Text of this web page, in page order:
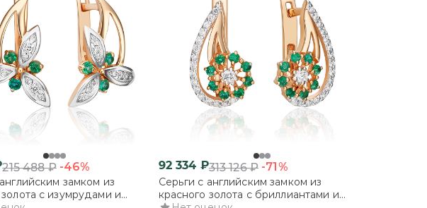
215 488₽ -46%
замком из
с изумрудами и
92 334 ₽313 126₽ -71%
Серьги с английским замком из
красного золота с бриллиантами и